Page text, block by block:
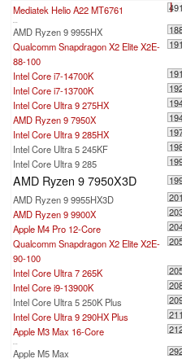
Mediatek Helio A22 MT6761
...
AMD Ryzen 9 9955HX
Qualcomm Snapdragon X2 Elite X2E-
88-100
Intel Core i7-14700K
Intel Core i7-13700K
Intel Core Ultra 9 275HX
AMD Ryzen 9 7950X
Intel Core Ultra 9 285HX
Intel Core Ultra 5 245KF
Intel Core Ultra 9 285
AMD Ryzen 9 7950X3D
AMD Ryzen 9 9955HX3D
AMD Ryzen 9 9900X
Apple M4 Pro 12-Core
Qualcomm Snapdragon X2 Elite X2E-
90-100
Intel Core Ultra 7 265K
Intel Core i9-13900K
Intel Core Ultra 5 250K Plus
Intel Core Ultra 9 290HX Plus
Apple M3 Max 16-Core
...
Apple M5 Max